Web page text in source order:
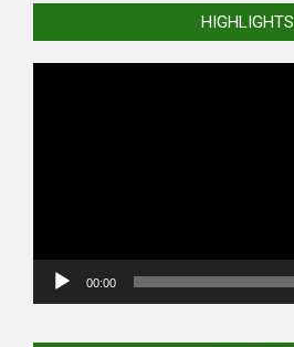
HIGHLIGHTS
00:00